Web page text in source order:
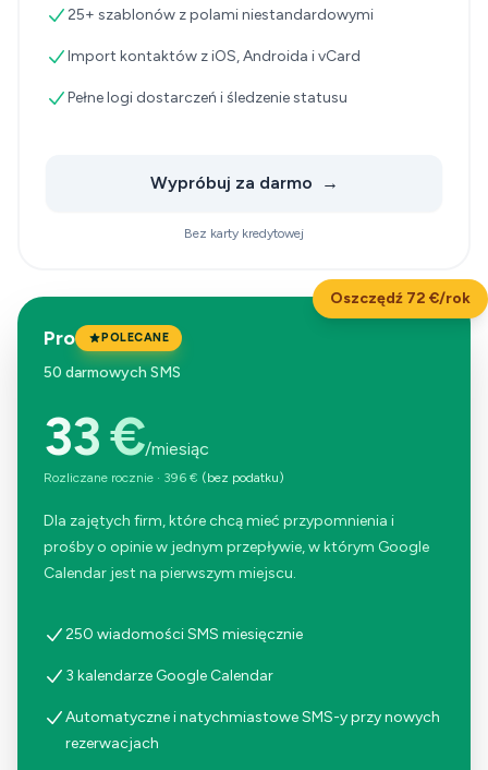
25+ szablonów z polami niestandardowymi
Import kontaktów z iOS, Androida i vCard
Pełne logi dostarczeń i śledzenie statusu
Wypróbuj za darmo →
Bez karty kredytowej
Oszczędź 72 €/rok
Pro POLECANE
50 darmowych SMS
33 €/miesiąc
Rozliczane rocznie · 396 € (bez podatku)
Dla zajętych firm, które chcą mieć przypomnienia i
prośby o opinie w jednym przepływie, w którym Google
Calendar jest na pierwszym miejscu.
250 wiadomości SMS miesięcznie
3 kalendarze Google Calendar
Automatyczne i natychmiastowe SMS-y przy nowych
rezerwacjach